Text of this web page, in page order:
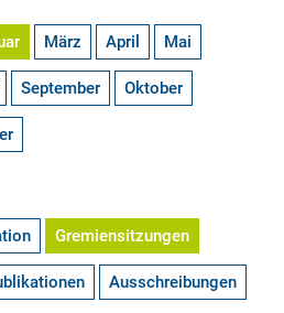
März April Mai
September Oktober
Gremiensitzungen
Ausschreibungen